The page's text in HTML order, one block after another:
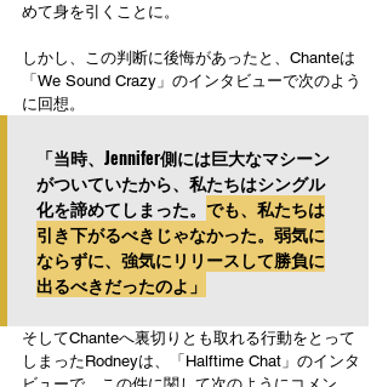
めて身を引くことに。
しかし、この判断に後悔があったと、Chanteは
「We Sound Crazy」のインタビューで次のよう
に回想。
「当時、Jennifer側には巨大なマシーン
がついていたから、私たちはシングル
化を諦めてしまった。 でも、私たちは
引き下がるべきじゃなかった。弱気に
ならずに、強気にリリースして勝負に
出るべきだったのよ」
そしてChanteへ裏切りとも取れる行動をとって
しまったRodneyは、「Halftime Chat」のインタ